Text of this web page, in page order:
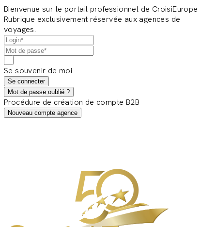
Bienvenue sur le portail professionnel de CroisiEurope
Rubrique exclusivement réservée aux agences de
voyages.
Se souvenir de moi
Se connecter
Mot de passe oublié ?
Procédure de création de compte B2B
Nouveau compte agence